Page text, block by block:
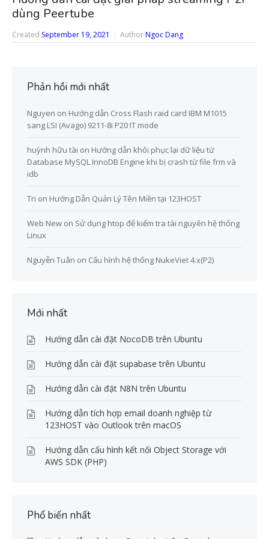
dùng Peertube
Created September 19, 2021 AuthorNgoc Dang
Phản hồi mới nhất
Nguyen on Hướng dẫn Cross Flash raid card IBM M1015
sang LSI (Avago) 9211-8i P20 IT mode
huỳnh hữu tài on Hướng dẫn khôi phục lại dữ liệu từ
Database MySQL InnoDB Engine khi bị crash từ file frm và
idb
Tri on Hướng Dẫn Quản Lý Tên Miền tại 123HOST
Web New on Sử dụng htop để kiểm tra tài nguyên hệ thống
Linux
Nguyễn Tuân on Cấu hình hệ thống NukeViet 4.x(P2)
Mới nhất
Hướng dẫn cài đặt NocoDB trên Ubuntu
Hướng dẫn cài đặt supabase trên Ubuntu
Hướng dẫn cài đặt N8N trên Ubuntu
Hướng dẫn tích hợp email doanh nghiệp từ
123HOST vào Outlook trên macOS
Hướng dẫn cấu hình kết nối Object Storage với
AWS SDK (PHP)
Phổ biến nhất